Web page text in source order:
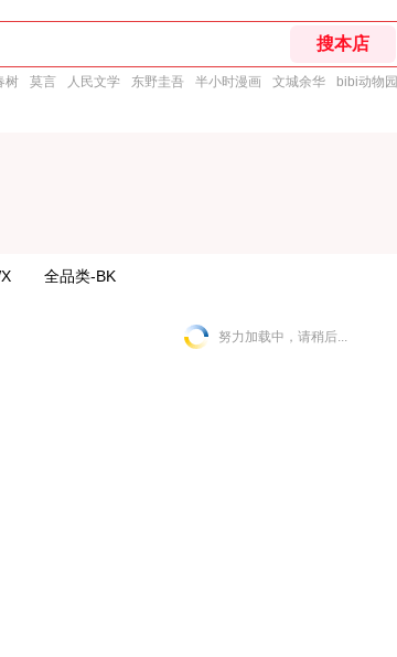
树 莫言 人民文学 东野圭吾 半小时漫画 文城余华 bibi动物园
全品类-BK
努力加载中，请稍后...